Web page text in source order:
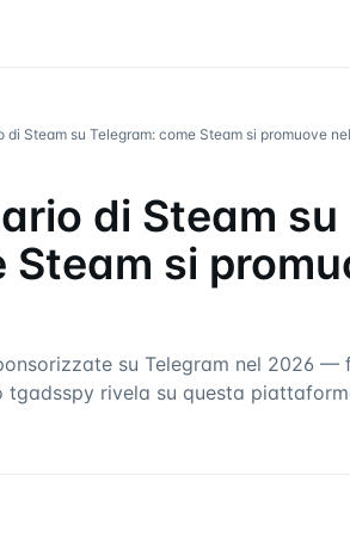
di Steam su Telegram: come Steam si promuove
di Steam su
Steam si
su Telegram nel 2026 —
rivela su questa